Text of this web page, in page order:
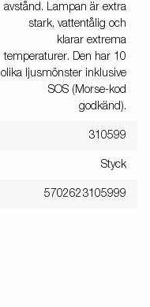
avstånd. Lampan är extra
stark, vattentålig och
klarar extrema
temperaturer. Den har 10
olika ljusmönster inklusive
SOS (Morse-kod
godkänd).
310599
Styck
5702623105999